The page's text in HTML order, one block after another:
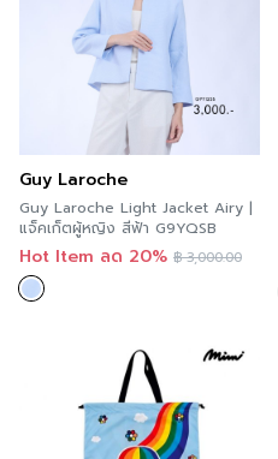
Guy Laroche
Guy Laroche Light Jacket Airy |
แจ็คเก็ตผู้หญิง สีฟ้า G9YQSB
Hot Item ลด 20% ฿3,000.00